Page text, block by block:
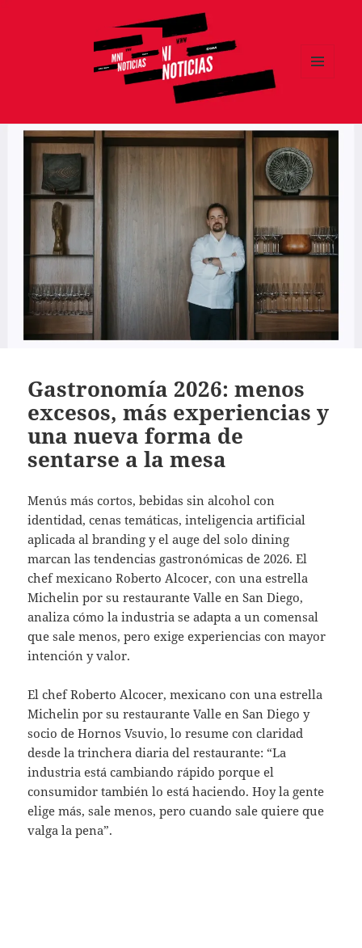
Gastronomía 2026: menos
excesos, más experiencias y
una nueva forma de
sentarse a la mesa
Menús más cortos, bebidas sin alcohol con
identidad, cenas temáticas, inteligencia artificial
aplicada al branding y el auge del solo dining
marcan las tendencias gastronómicas de 2026. El
chef mexicano Roberto Alcocer, con una estrella
Michelin por su restaurante Valle en San Diego,
analiza cómo la industria se adapta a un comensal
que sale menos, pero exige experiencias con mayor
intención y valor.
El chef Roberto Alcocer, mexicano con una estrella
Michelin por su restaurante Valle en San Diego y
socio de Hornos Vsuvio, lo resume con claridad
desde la trinchera diaria del restaurante: “La
industria está cambiando rápido porque el
consumidor también lo está haciendo. Hoy la gente
elige más, sale menos, pero cuando sale quiere que
valga la pena”.